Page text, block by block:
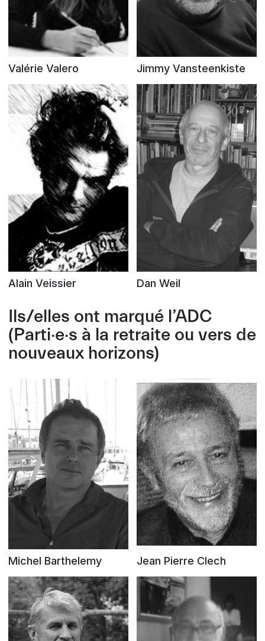
Valérie Valero Jimmy Vansteenkiste
Alain Veissier Dan Weil
Ils/elles ont marqué l’ADC
(Parti·e·s à la retraite ou vers de
nouveaux horizons)
Michel Barthelemy Jean Pierre Clech